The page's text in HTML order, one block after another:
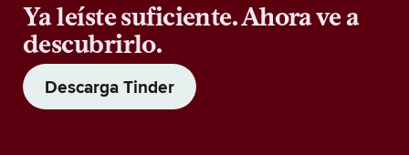
Ya leíste suficiente. Ahora ve a
descubrirlo.
Descarga Tinder